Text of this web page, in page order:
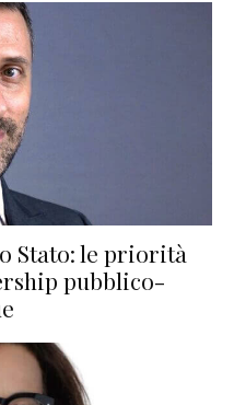
Stato: le priorità
pubblico-